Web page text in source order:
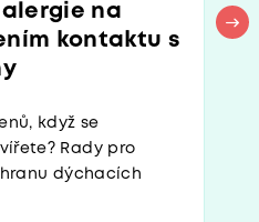
na
kontaktu s
když se
Rady pro
dýchacích